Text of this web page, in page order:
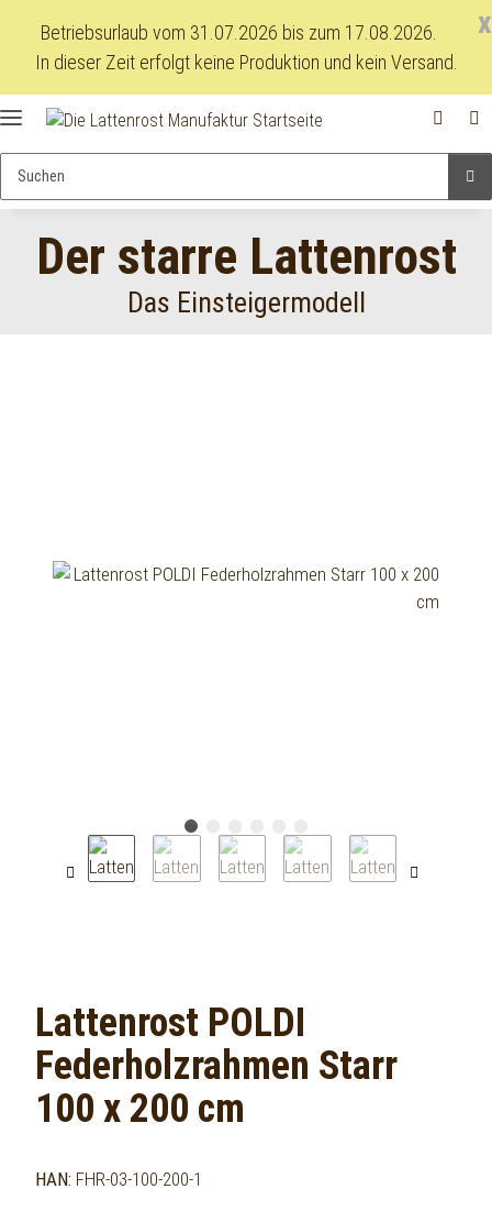
x
Betriebsurlaub vom 31.07.2026 bis zum 17.08.2026.
In dieser Zeit erfolgt keine Produktion und kein Versand.
Der starre Lattenrost
Das Einsteigermodell
Lattenrost POLDI
Federholzrahmen Starr
100 x 200 cm
HAN: FHR-03-100-200-1